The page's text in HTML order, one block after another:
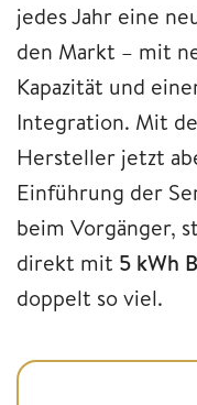
jedes Jahr eine
den Markt – mit
Kapazität und
Integration. Mit
Hersteller jetzt
Einführung der
beim Vorgänger,
direkt mit 5 kWh
doppelt so viel.